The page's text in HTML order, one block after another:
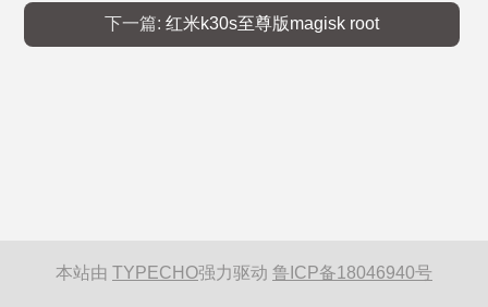
下一篇: 红米k30s至尊版magisk root
本站由 TYPECHO强力驱动 鲁ICP备18046940号